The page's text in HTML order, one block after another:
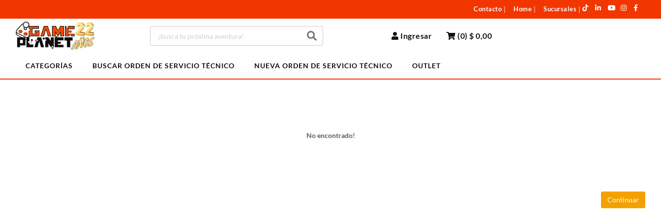
Contacto Home Sucursales
Ingresar (0)$ 0,00
CATEGORÍAS BUSCAR ORDEN DE SERVICIO TÉCNICO NUEVA ORDEN DE SERVICIO TÉCNICO OUTLET
No encontrado!
Continuar